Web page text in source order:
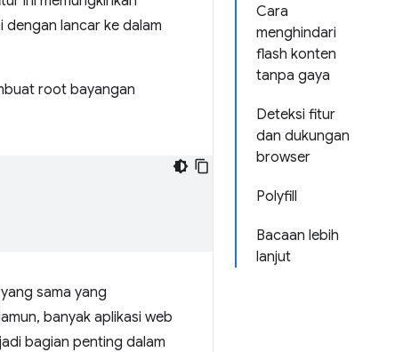
Cara
menghindari
flash konten
tanpa gaya
Deteksi fitur
dan dukungan
browser
Polyfill
Bacaan lebih
lanjut
lancar ke dalam
root bayangan
sama yang
banyak aplikasi web
bagian penting dalam